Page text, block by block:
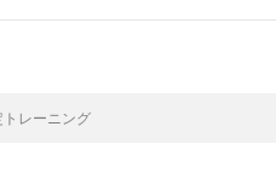
トレーニング